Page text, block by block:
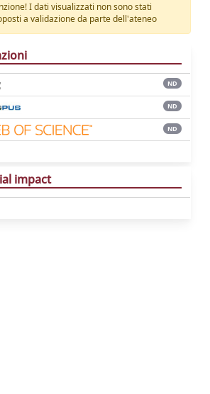
I dati visualizzati non sono stati
a validazione da parte dell'ateneo
ND
ND
ND
impact